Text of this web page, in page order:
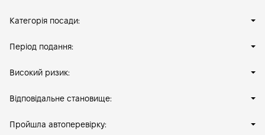
Категорія посади:
Період подання:
Високий ризик:
Відповідальне становище:
Пройшла автоперевірку: